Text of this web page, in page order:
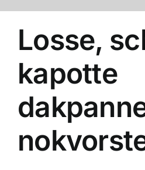
Losse,
kapotte